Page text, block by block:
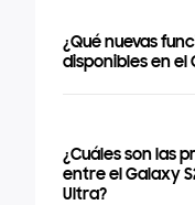
¿Qué nuevas
disponibles en el
¿Cuáles son las
entre el Galaxy
Ultra?